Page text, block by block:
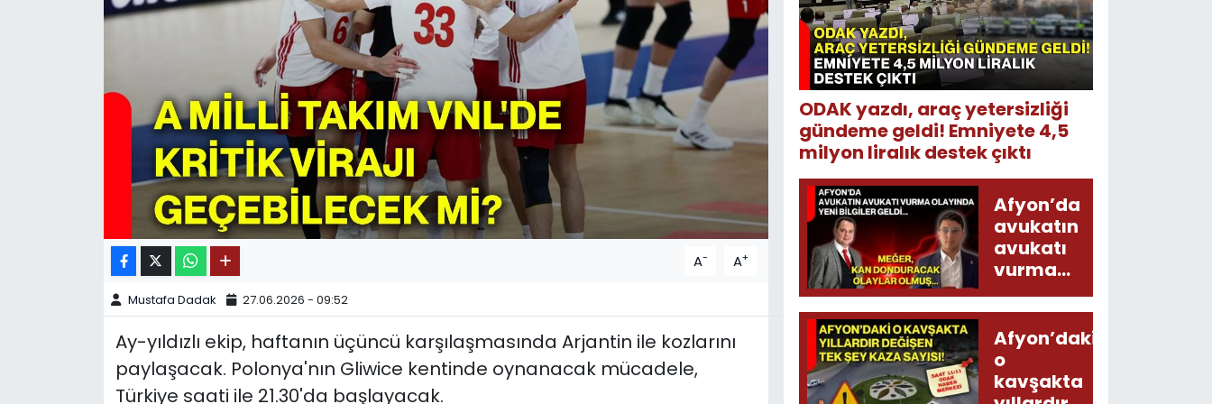
A- A+
Mustafa Dadak 27.06.2026 - 09:52
Ay-yıldızlı ekip, haftanın üçüncü karşılaşmasında Arjantin ile kozlarını
paylaşacak. Polonya'nın Gliwice kentinde oynanacak mücadele,
Türkiye saati ile 21.30'da başlayacak.
ODAK yazdı, araç yetersizliği
gündeme geldi! Emniyete 4,5
milyon liralık destek çıktı
Afyon’da
avukatın
avukatı
vurma
olayında
yeni bilgiler
geldi...
Meğer, kan
donduracak
Afyon’daki
o
kavşakta